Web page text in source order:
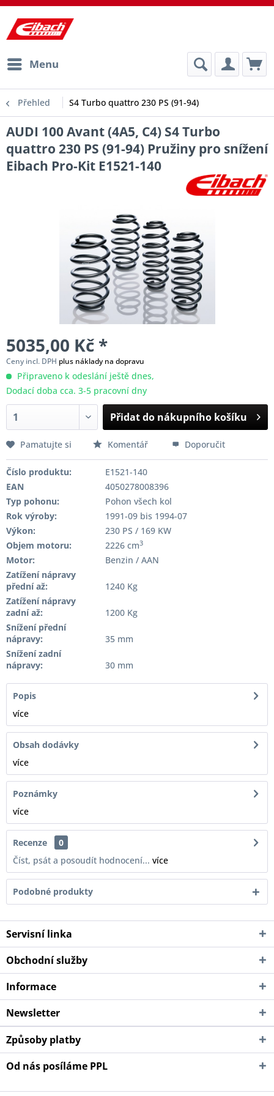
Menu
Přehled S4 Turbo quattro 230 PS (91-94)
AUDI 100 Avant (4A5, C4) S4 Turbo
quattro 230 PS (91-94) Pružiny pro snížení
Eibach Pro-Kit E1521-140
5035,00 Kč *
Ceny incl. DPH plus náklady na dopravu
Připraveno k odeslání ještě dnes,
Dodací doba cca. 3-5 pracovní dny
Přidat do nákupního košíku
Pamatujte si Komentář Doporučit
Číslo produktu:
E1521-140
EAN
4050278008396
Typ pohonu:
Pohon všech kol
Rok výroby:
1991-09 bis 1994-07
Výkon:
230 PS / 169 KW
Objem motoru:
2226 cm3
Motor:
Benzin / AAN
Zatížení nápravy
přední až:
1240 Kg
Zatížení nápravy
zadní až:
1200 Kg
Snížení přední
nápravy:
35 mm
Snížení zadní
nápravy:
30 mm
Popis
více
Obsah dodávky
více
Poznámky
více
Recenze
0
Číst, psát a posoudít hodnocení... více
Podobné produkty
Servisní linka
Obchodní služby
Informace
Newsletter
Způsoby platby
Od nás posíláme PPL